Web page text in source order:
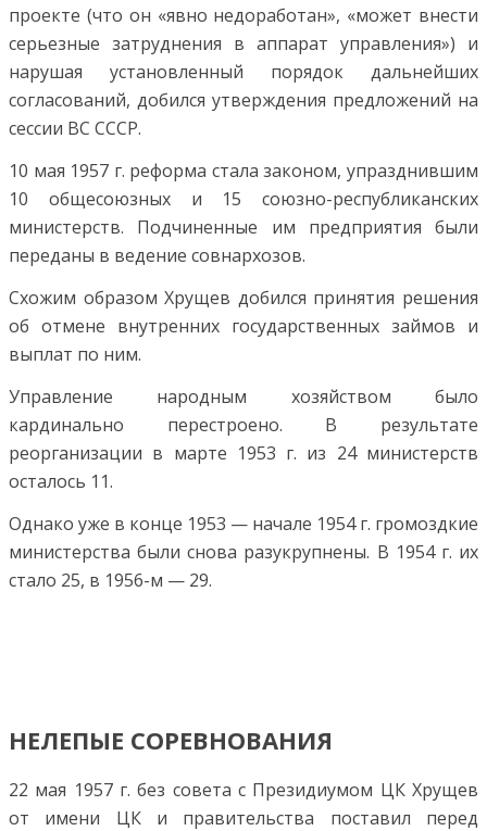
проекте (что он «явно недоработан», «может внести
серьезные затруднения в аппарат управления») и
нарушая установленный порядок дальнейших
согласований, добился утверждения предложений на
сессии ВС СССР.
10 мая 1957 г. реформа стала законом, упразднившим
10 общесоюзных и 15 союзно-республиканских
министерств. Подчиненные им предприятия были
переданы в ведение совнархозов.
Схожим образом Хрущев добился принятия решения
об отмене внутренних государственных займов и
выплат по ним.
Управление народным хозяйством было
кардинально перестроено. В результате
реорганизации в марте 1953 г. из 24 министерств
осталось 11.
Однако уже в конце 1953 — начале 1954 г. громоздкие
министерства были снова разукрупнены. В 1954 г. их
стало 25, в 1956-м — 29.
НЕЛЕПЫЕ СОРЕВНОВАНИЯ
22 мая 1957 г. без совета с Президиумом ЦК Хрущев
от имени ЦК и правительства поставил перед